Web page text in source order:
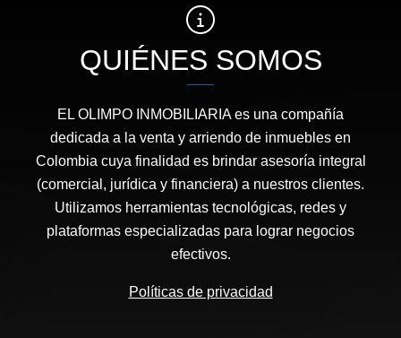
QUIÉNES SOMOS
EL OLIMPO INMOBILIARIA es una compañía
dedicada a la venta y arriendo de inmuebles en
Colombia cuya finalidad es brindar asesoría integral
(comercial, jurídica y financiera) a nuestros clientes.
Utilizamos herramientas tecnológicas, redes y
plataformas especializadas para lograr negocios
efectivos.
Políticas de privacidad